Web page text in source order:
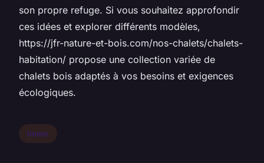
son propre refuge. Si vous souhaitez approfondir
ces idées et explorer différents modèles,
https://jfr-nature-et-bois.com/nos-chalets/chalets-
habitation/ propose une collection variée de
chalets bois adaptés à vos besoins et exigences
écologiques.
Immo